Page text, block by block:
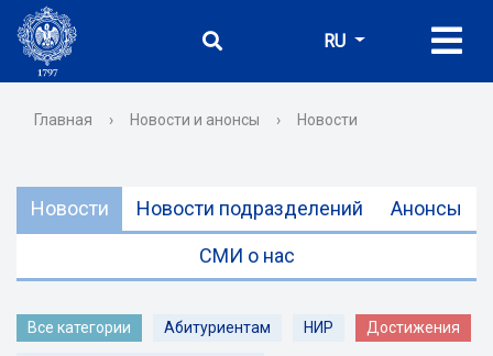
RU
Главная › Новости и анонсы › Новости
Новости Новости подразделений Анонсы
СМИ о нас
Все категории Абитуриентам НИР Достижения